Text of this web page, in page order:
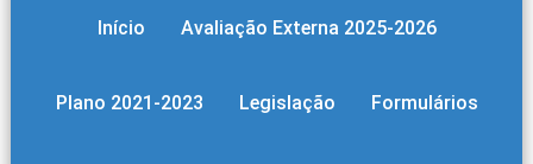
Início Avaliação Externa 2025-2026
Plano 2021-2023 Legislação Formulários